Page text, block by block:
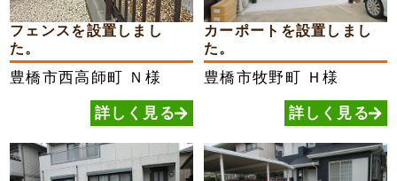
フェンスを設置しまし
た。
豊橋市西高師町 Ｎ様
詳しく見る
カーポートを設置しまし
た。
豊橋市牧野町 Ｈ様
詳しく見る